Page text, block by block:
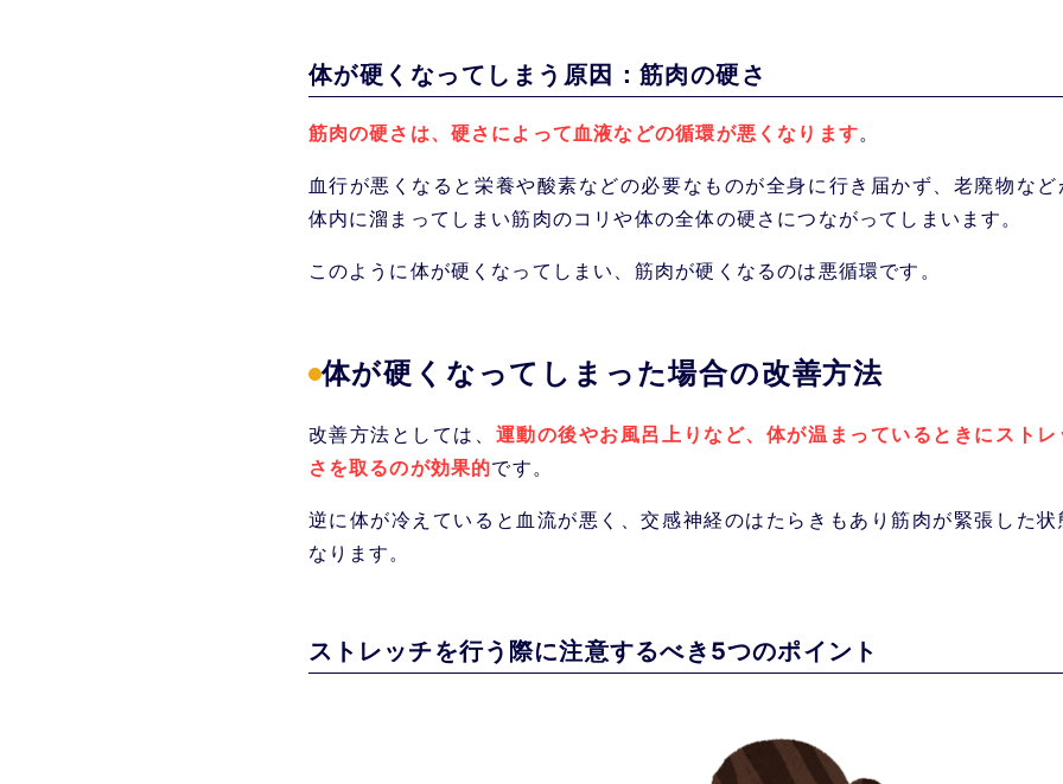
体が硬くなってしまう原因 ： 筋肉の硬さ
筋肉の硬さは、硬さによって血液などの循環が悪くなります。
血行が悪くなると栄養や酸素などの必要なものが全身に行き届かず、老廃物など
体内に溜まってしまい筋肉のコリや体の全体の硬さにつながってしまいます。
このように体が硬くなってしまい、筋肉が硬くなるのは悪循環です。
体が硬くなってし まった場合の改善方法
改善方法としては、 運動の後やお風呂上りなど、体が温まっているときにスト
さを取るのが効果的です。
逆に体が冷えていると血流が悪く、交感神経のはたらきもあり筋肉が緊張した状
なります。
ストレッチを行う際に注意するべき5つのポイント